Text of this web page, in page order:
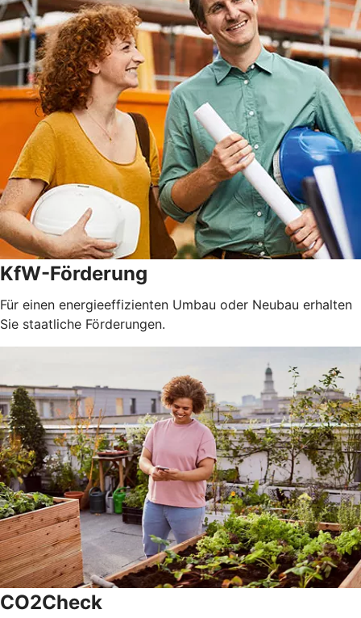
KfW-Förderung
Für einen energieeffizienten Umbau oder Neubau erhalten
Sie staatliche Förderungen.
CO2Check